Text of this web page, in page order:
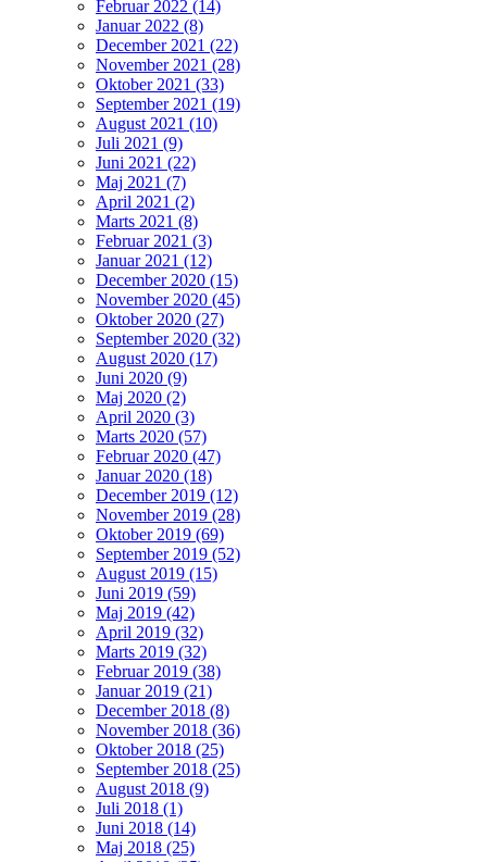
Februar 2022 (14)
Januar 2022 (8)
December 2021 (22)
November 2021 (28)
Oktober 2021 (33)
September 2021 (19)
August 2021 (10)
Juli 2021 (9)
Juni 2021 (22)
Maj 2021 (7)
April 2021 (2)
Marts 2021 (8)
Februar 2021 (3)
Januar 2021 (12)
December 2020 (15)
November 2020 (45)
Oktober 2020 (27)
September 2020 (32)
August 2020 (17)
Juni 2020 (9)
Maj 2020 (2)
April 2020 (3)
Marts 2020 (57)
Februar 2020 (47)
Januar 2020 (18)
December 2019 (12)
November 2019 (28)
Oktober 2019 (69)
September 2019 (52)
August 2019 (15)
Juni 2019 (59)
Maj 2019 (42)
April 2019 (32)
Marts 2019 (32)
Februar 2019 (38)
Januar 2019 (21)
December 2018 (8)
November 2018 (36)
Oktober 2018 (25)
September 2018 (25)
August 2018 (9)
Juli 2018 (1)
Juni 2018 (14)
Maj 2018 (25)